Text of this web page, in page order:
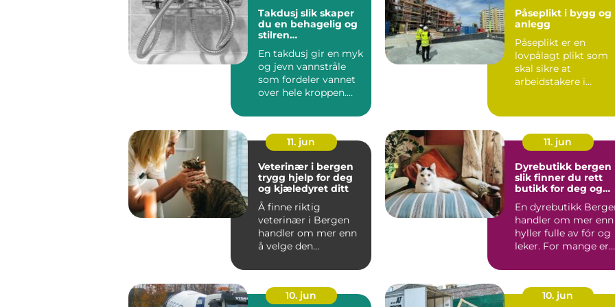
Takdusj slik skaper
du en behagelig og
stilren
En takdusj gir en myk
og jevn vannstråle
som fordeler vannet
over hele kroppen.
dette...
Påseplikt i bygg og
anlegg
Påseplikt er en
lovpålagt plikt som
skal sikre at
arbeidstakere i
11. jun
Veterinær i bergen
trygg hjelp for deg
og kjæledyret ditt
Å finne riktig
veterinær i Bergen
handler om mer enn
å velge den
For mange er kj...
11. jun
Dyrebutikk bergen
slik finner du rett
butikk for deg og
En dyrebutikk
handler om mer enn
hyller fulle av fór og
leker. For mange er
10. jun 10. jun